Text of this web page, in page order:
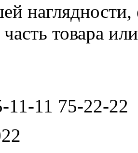
наглядности,
товара
11-11 75-22-22